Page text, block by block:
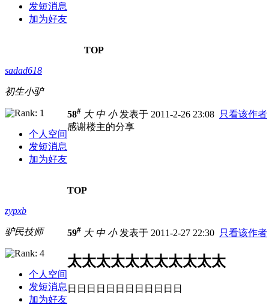
发短消息
加为好友
TOP
sadad618
初生小驴
个人空间
发短消息
加为好友
58# 大 中 小发表于 2011-2-26 23:08 只看该作者
感谢楼主的分享
TOP
zypxb
驴民技师
个人空间
发短消息
加为好友
59# 大 中 小发表于 2011-2-27 22:30 只看该作者
太太太太太太太太太太太
日日日日日日日日日日日日